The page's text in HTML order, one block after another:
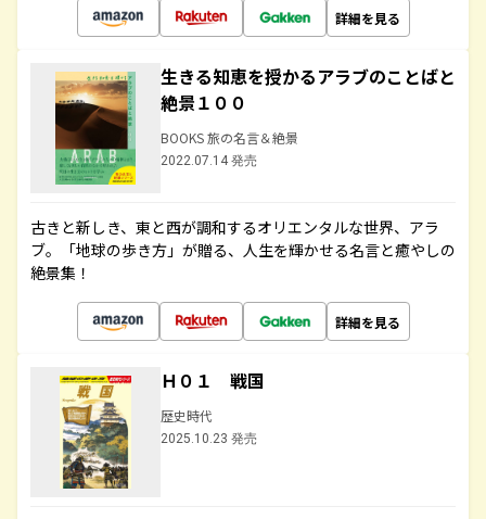
詳細を見る
生きる知恵を授かるアラブのことばと
絶景１００
BOOKS 旅の名言＆絶景
2022.07.14 発売
古きと新しき、東と西が調和するオリエンタルな世界、アラ
ブ。「地球の歩き方」が贈る、人生を輝かせる名言と癒やしの
絶景集！
詳細を見る
Ｈ０１ 戦国
歴史時代
2025.10.23 発売